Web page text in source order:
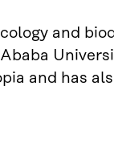
and
and has